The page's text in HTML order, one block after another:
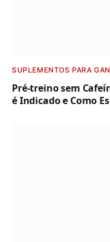
SUPLEMENTOS PARA
Pré-treino sem
é Indicado e Como